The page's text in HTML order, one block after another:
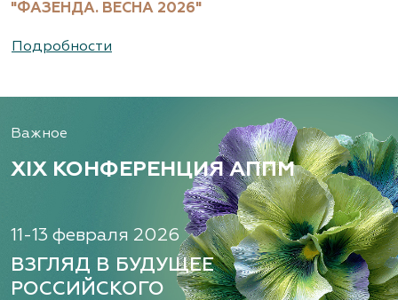
"ФАЗЕНДА. ВЕСНА 2026"
Подробности
Важное
XIX КОНФЕРЕНЦИЯ АППМ
11-13 февраля 2026
ВЗГЛЯД В БУДУЩЕЕ
РОССИЙСКОГО